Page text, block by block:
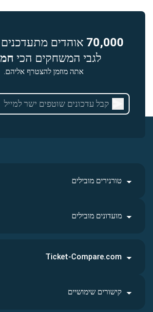
70,000 אוהדים
לגבי המשחקים הכי
אתה מוזמן להצטרף אליהם.
טורנירים מובילים
מועדונים מובילים
Ticket-Compare.com
קישורים שימושיים